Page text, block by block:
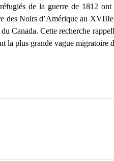
de la guerre de 1812
des Noirs d’Amérique au
Canada. Cette recherche
la plus grande vague